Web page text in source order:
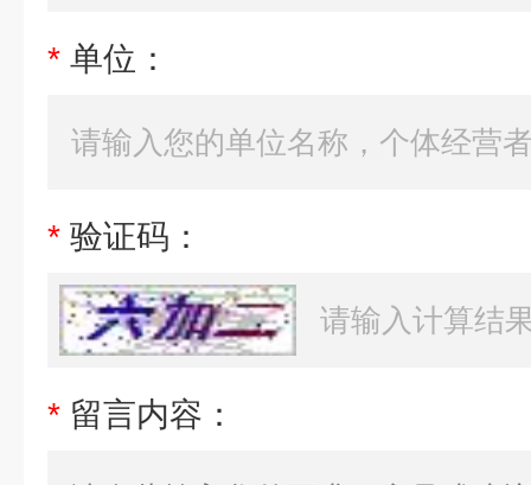
* 单位：
* 验证码：
* 留言内容：